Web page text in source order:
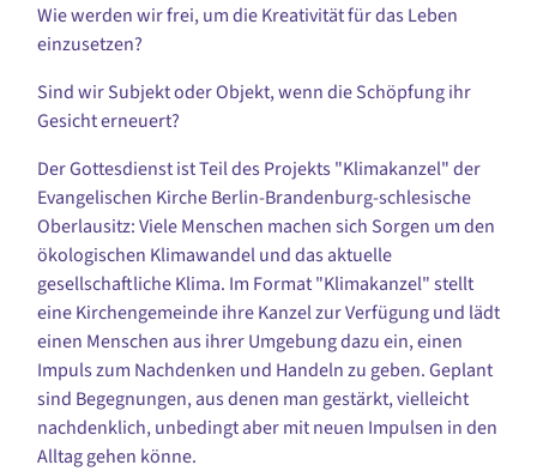
Wie werden wir frei, um die Kreativität für das Leben
einzusetzen?
Sind wir Subjekt oder Objekt, wenn die Schöpfung ihr
Gesicht erneuert?
Der Gottesdienst ist Teil des Projekts "Klimakanzel" der
Evangelischen Kirche Berlin-Brandenburg-schlesische
Oberlausitz: Viele Menschen machen sich Sorgen um den
ökologischen Klimawandel und das aktuelle
gesellschaftliche Klima. Im Format "Klimakanzel" stellt
eine Kirchengemeinde ihre Kanzel zur Verfügung und lädt
einen Menschen aus ihrer Umgebung dazu ein, einen
Impuls zum Nachdenken und Handeln zu geben. Geplant
sind Begegnungen, aus denen man gestärkt, vielleicht
nachdenklich, unbedingt aber mit neuen Impulsen in den
Alltag gehen könne.